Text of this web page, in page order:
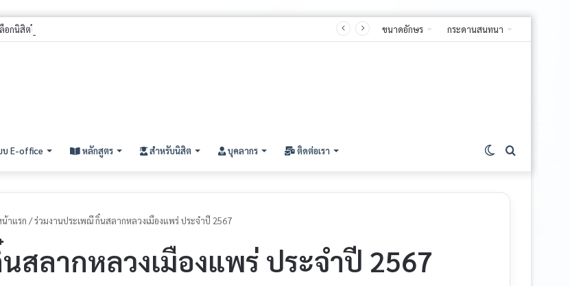
อกนิสิตใหม่ ประจำปีการศึกษา ๒๕๖๙ (รอบที่ ๓) ระดับปริญญาตรี ขนาดอักษร กระดานสนทนา
บ E-office หลักสูตร สำหรับนิสิต บุคลากร ติดต่อเรา Switch
skin
าแรก /ร่วมงานประเพณี กิ๋นสลากหลวงเมืองแพร่ ประจำปี 2567
สลากหลวงเมืองแพร่ ประจำปี 2567